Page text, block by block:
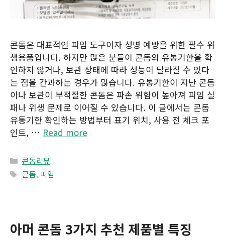
콘돔은 대표적인 피임 도구이자 성병 예방을 위한 필수 위
생용품입니다. 하지만 많은 분들이 콘돔의 유통기한을 확
인하지 않거나, 보관 상태에 따라 성능이 달라질 수 있다
는 점을 간과하는 경우가 많습니다. 유통기한이 지난 콘돔
이나 보관이 부적절한 콘돔은 파손 위험이 높아져 피임 실
패나 위생 문제로 이어질 수 있습니다. 이 글에서는 콘돔
유통기한 확인하는 방법부터 표기 위치, 사용 전 체크 포
인트, … Read more
Categories
콘돔리뷰
Tags
콘돔, 피임
아머 콘돔 3가지 추천 제품별 특징